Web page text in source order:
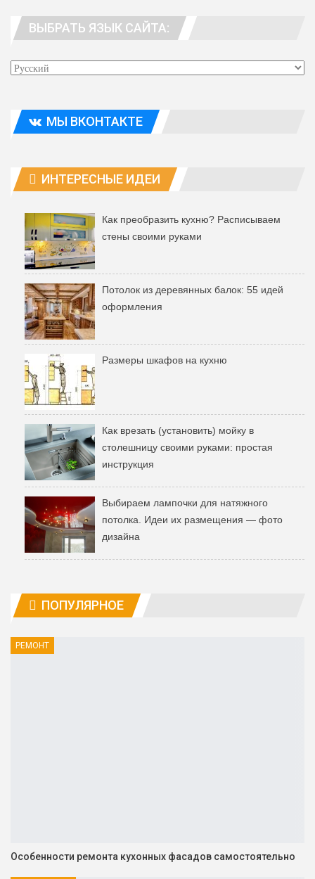
Эл. адрес
ВЫБРАТЬ ЯЗЫК САЙТА:
МЫ ВКОНТАКТЕ
ИНТЕРЕСНЫЕ ИДЕИ
Как преобразить кухню? Расписываем
стены своими руками
Потолок из деревянных балок: 55 идей
оформления
Размеры шкафов на кухню
Как врезать (установить) мойку в
столешницу своими руками: простая
инструкция
Выбираем лампочки для натяжного
потолка. Идеи их размещения — фото
дизайна
ПОПУЛЯРНОЕ
РЕМОНТ
Особенности ремонта кухонных фасадов самостоятельно